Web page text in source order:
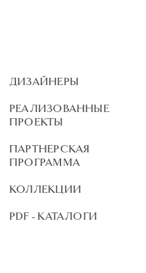
ДИЗАЙНЕРЫ
РЕАЛИЗОВАННЫЕ
ПРОЕКТЫ
ПАРТНЕРСКАЯ
ПРОГРАММА
КОЛЛЕКЦИИ
PDF - КАТАЛОГИ